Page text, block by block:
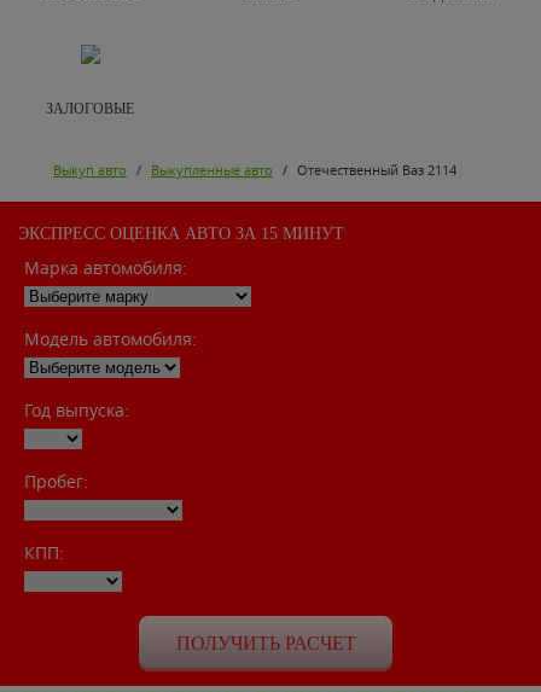
ЗАЛОГОВЫЕ
Выкуп авто / Выкупленные авто / Отечественный Ваз 2114
ЭКСПРЕСС ОЦЕНКА АВТО ЗА 15 МИНУТ
Марка автомобиля:
Модель автомобиля:
Год выпуска:
Пробег:
КПП: